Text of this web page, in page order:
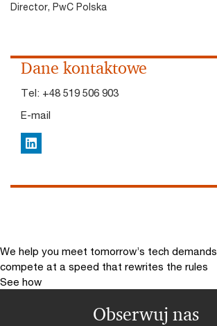
Director, PwC Polska
Dane kontaktowe
Tel: +48 519 506 903
E-mail
LinkedIn
We help you meet tomorrow’s tech demands
compete at a speed that rewrites the rules
See how
Obserwuj nas